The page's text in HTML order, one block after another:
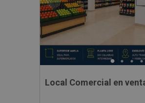
Local Comercial en